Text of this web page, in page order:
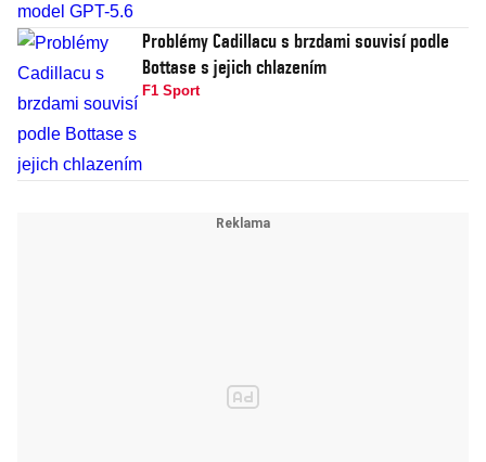
Problémy Cadillacu s brzdami souvisí podle
Bottase s jejich chlazením
F1 Sport